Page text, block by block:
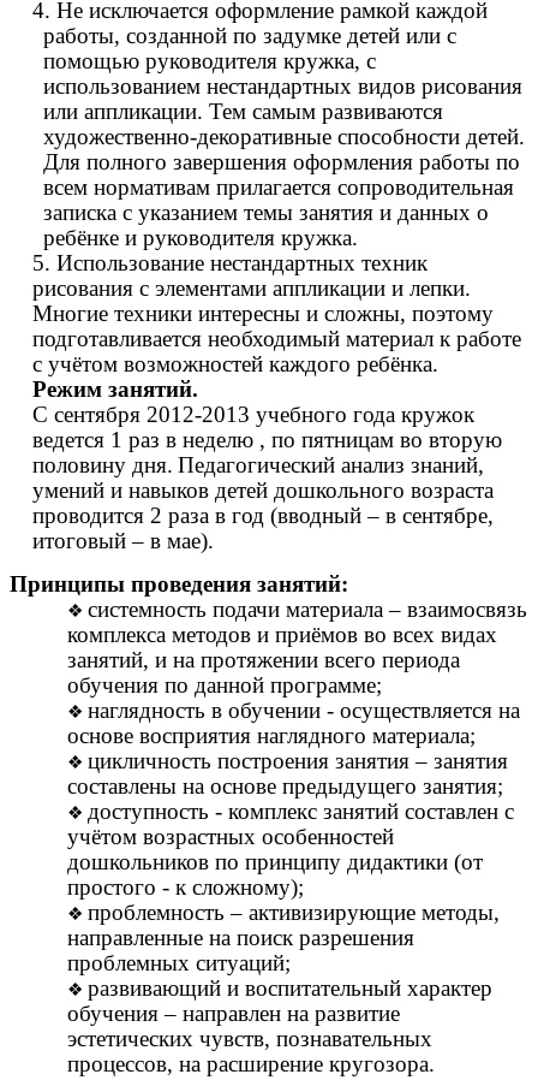
4. Не исключается оформление рамкой каждой
работы, созданной по задумке детей или с
помощью руководителя кружка, с
использованием нестандартных видов рисования
или аппликации. Тем самым развиваются
художественно-декоративные способности детей.
Для полного завершения оформления работы по
всем нормативам прилагается сопроводительная
записка с указанием темы занятия и данных о
ребёнке и руководителя кружка.
5. Использование нестандартных техник
рисования с элементами аппликации и лепки.
Многие техники интересны и сложны, поэтому
подготавливается необходимый материал к работе
с учётом возможностей каждого ребёнка.
Режим занятий.
С сентября 2012-2013 учебного года кружок
ведется 1 раз в неделю , по пятницам во вторую
половину дня. Педагогический анализ знаний,
умений и навыков детей дошкольного возраста
проводится 2 раза в год (вводный – в сентябре,
итоговый – в мае).
Принципы проведения занятий:
системность подачи материала – взаимосвязь
комплекса методов и приёмов во всех видах
занятий, и на протяжении всего периода
обучения по данной программе;
наглядность в обучении - осуществляется на
основе восприятия наглядного материала;
цикличность построения занятия – занятия
составлены на основе предыдущего занятия;
доступность - комплекс занятий составлен с
учётом возрастных особенностей
дошкольников по принципу дидактики (от
простого - к сложному);
проблемность – активизирующие методы,
направленные на поиск разрешения
проблемных ситуаций;
развивающий и воспитательный характер
обучения – направлен на развитие
эстетических чувств, познавательных
процессов, на расширение кругозора.